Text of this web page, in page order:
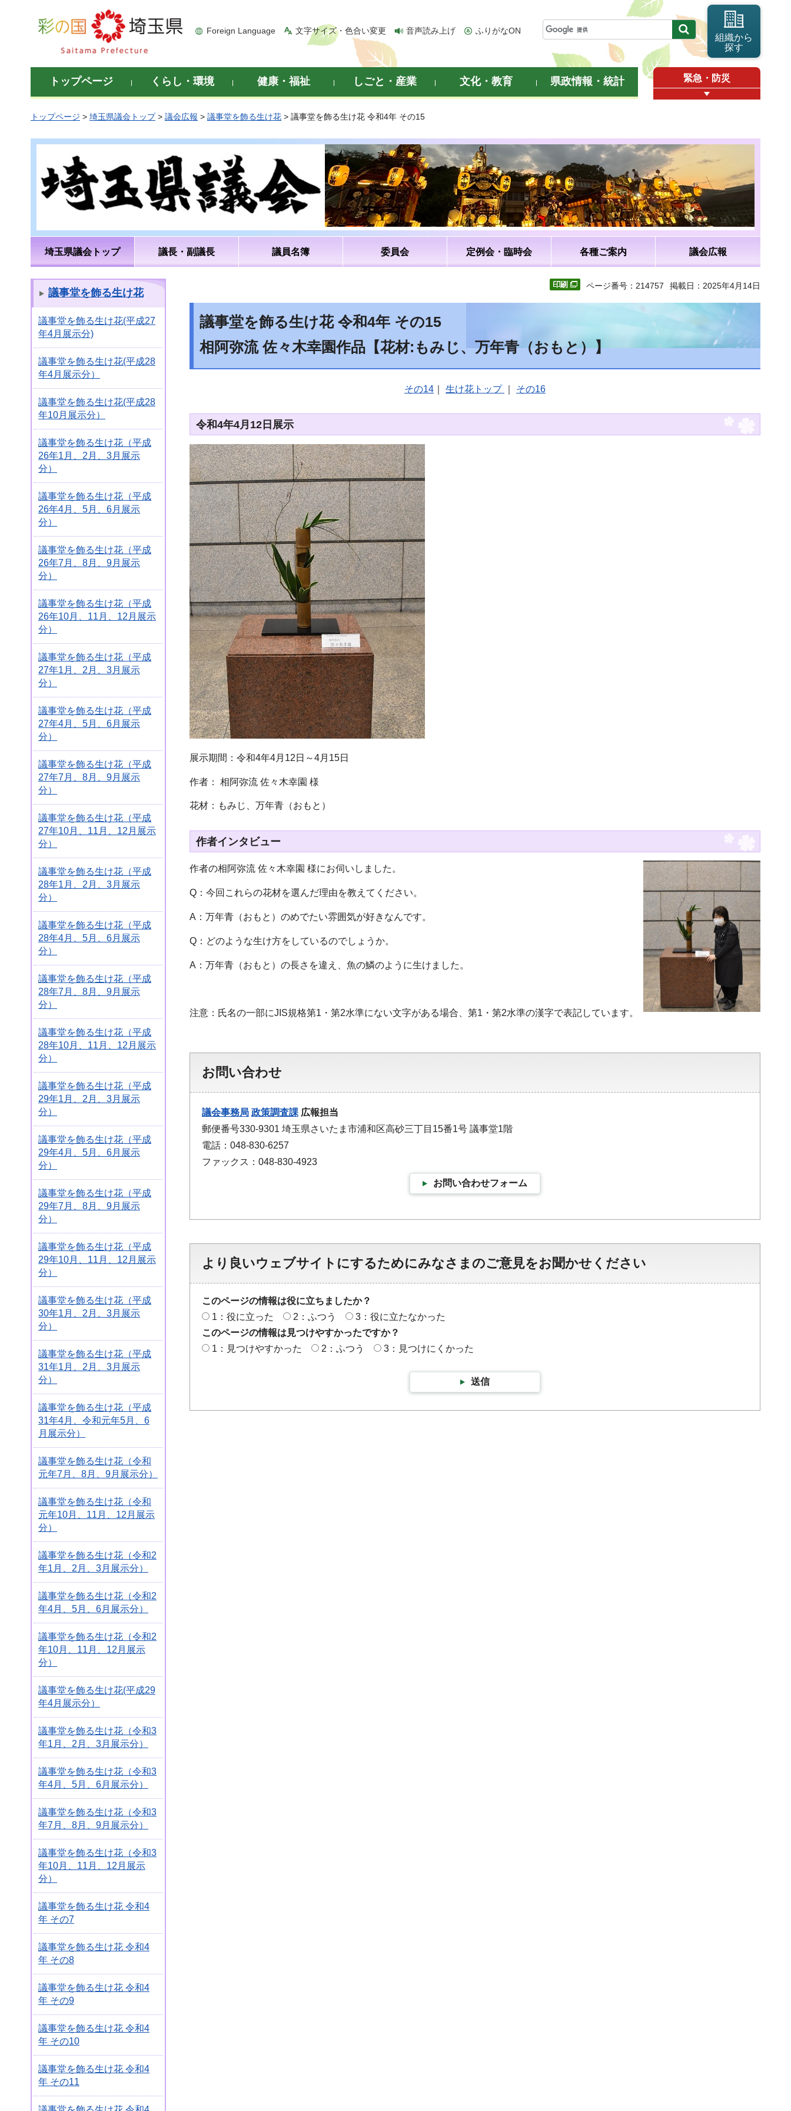
彩の国 埼玉県
Foreign Language 文字サイズ・色合い変更 音声読み上げ ふりがなON
組織から
探す
トップページ くらし・環境 健康・福祉 しごと・産業 文化・教育 県政情報・統計 緊急・防災
トップページ > 埼玉県議会トップ> 議会広報 > 議事堂を飾る生け花 > 議事堂を飾る生け花 令和4年 その15
埼玉県議会トップ 議長・副議長 議員名簿 委員会 定例会・臨時会 各種ご案内 議会広報
議事堂を飾る生け花
議事堂を飾る生け花(平成27
年4月展示分)
議事堂を飾る生け花(平成28
年4月展示分）
議事堂を飾る生け花(平成28
年10月展示分）
議事堂を飾る生け花（平成
26年1月、2月、3月展示
分）
議事堂を飾る生け花（平成
26年4月、5月、6月展示
分）
議事堂を飾る生け花（平成
26年7月、8月、9月展示
分）
議事堂を飾る生け花（平成
26年10月、11月、12月展示
分）
議事堂を飾る生け花（平成
27年1月、2月、3月展示
分）
議事堂を飾る生け花（平成
27年4月、5月、6月展示
分）
議事堂を飾る生け花（平成
27年7月、8月、9月展示
分）
議事堂を飾る生け花（平成
27年10月、11月、12月展示
分）
議事堂を飾る生け花（平成
28年1月、2月、3月展示
分）
議事堂を飾る生け花（平成
28年4月、5月、6月展示
分）
議事堂を飾る生け花（平成
28年7月、8月、9月展示
分）
議事堂を飾る生け花（平成
28年10月、11月、12月展示
分）
議事堂を飾る生け花（平成
29年1月、2月、3月展示
分）
議事堂を飾る生け花（平成
29年4月、5月、6月展示
分）
議事堂を飾る生け花（平成
29年7月、8月、9月展示
分）
議事堂を飾る生け花（平成
29年10月、11月、12月展示
分）
議事堂を飾る生け花（平成
30年1月、2月、3月展示
分）
議事堂を飾る生け花（平成
31年1月、2月、3月展示
分）
議事堂を飾る生け花（平成
31年4月、令和元年5月、6
月展示分）
議事堂を飾る生け花（令和
元年7月、8月、9月展示分）
議事堂を飾る生け花（令和
元年10月、11月、12月展示
分）
議事堂を飾る生け花（令和2
年1月、2月、3月展示分）
議事堂を飾る生け花（令和2
年4月、5月、6月展示分）
議事堂を飾る生け花（令和2
年10月、11月、12月展示
分）
議事堂を飾る生け花(平成29
年4月展示分）
議事堂を飾る生け花（令和3
年1月、2月、3月展示分）
議事堂を飾る生け花（令和3
年4月、5月、6月展示分）
議事堂を飾る生け花（令和3
年7月、8月、9月展示分）
議事堂を飾る生け花（令和3
年10月、11月、12月展示
分）
議事堂を飾る生け花 令和4
年 その7
議事堂を飾る生け花 令和4
年 その8
議事堂を飾る生け花 令和4
年 その9
議事堂を飾る生け花 令和4
年 その10
議事堂を飾る生け花 令和4
年 その11
ページ番号：214757 掲載日：2025年4月14日
議事堂を飾る生け花 令和4年 その15
相阿弥流 佐々木幸園作品【花材:もみじ、万年青（おもと）】
その14 生け花トップ その16
令和4年4月12日展示
展示期間：令和4年4月12日～4月15日
作者： 相阿弥流 佐々木幸園 様
花材：もみじ、万年青（おもと）
作者インタビュー
作者の相阿弥流 佐々木幸園 様にお伺いしました。
Q：今回これらの花材を選んだ理由を教えてください。
A：万年青（おもと）のめでたい雰囲気が好きなんです。
Q：どのような生け方をしているのでしょうか。
A：万年青（おもと）の長さを違え、魚の鱗のように生けました。
注意：氏名の一部にJIS規格第1・第2水準にない文字がある場合、第1・第2水準の漢字で表記しています。
お問い合わせ
議会事務局 政策調査課 広報担当
郵便番号330-9301 埼玉県さいたま市浦和区高砂三丁目15番1号 議事堂1階
電話：048-830-6257
ファックス：048-830-4923
お問い合わせフォーム
より良いウェブサイトにするためにみなさまのご意見をお聞かせください
このページの情報は役に立ちましたか？
1：役に立った
2：ふつう
3：役に立たなかった
このページの情報は見つけやすかったですか？
1：見つけやすかった
2：ふつう 3：見つけにくかった
送信